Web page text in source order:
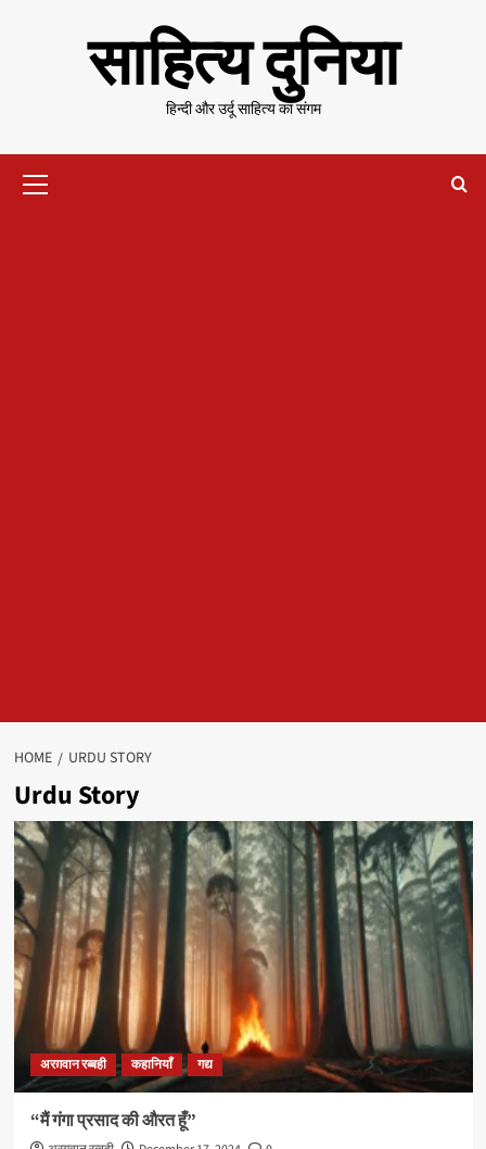
साहित्य दुनिया
हिन्दी और उर्दू साहित्य का संगम
Menu
HOME URDU STORY
Urdu Story
अरग़वान रब्बही कहानियाँ गद्य
“मैं गंगा प्रसाद की औरत हूँ”